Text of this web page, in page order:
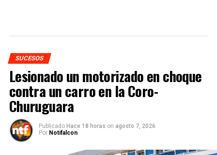
SUCESOS
Lesionado un motorizado en choque
contra un carro en la Coro-
Churuguara
Publicado Hace 18 horas on agosto 7, 2026
Por Notifalcon